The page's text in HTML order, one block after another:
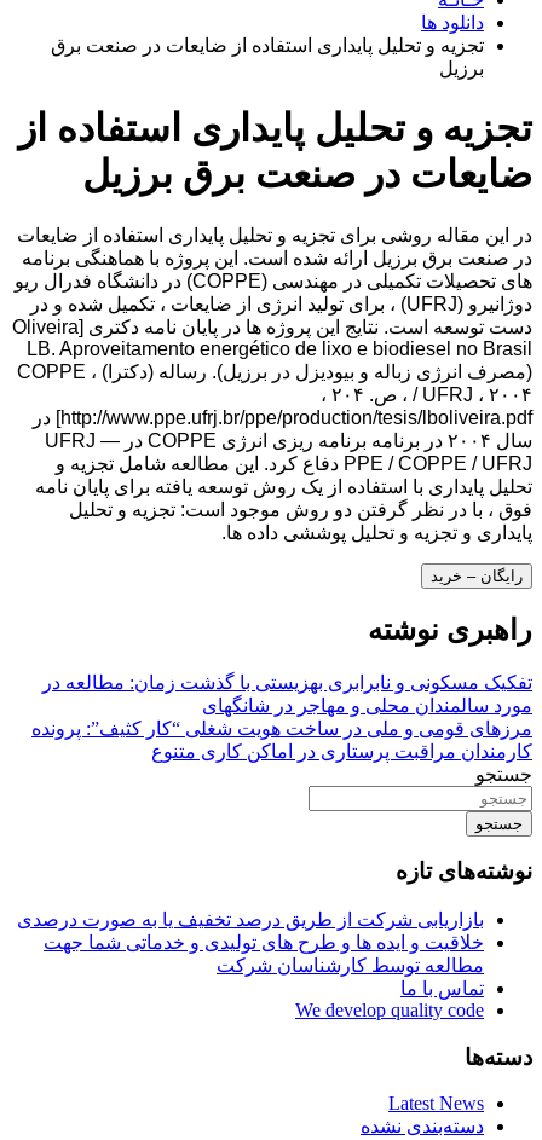
دانلود ها
تجزیه و تحلیل پایداری استفاده از ضایعات در صنعت برق
برزیل
تجزیه و تحلیل پایداری استفاده از
ضایعات در صنعت برق برزیل
در این مقاله روشی برای تجزیه و تحلیل پایداری استفاده از ضایعات
در صنعت برق برزیل ارائه شده است. این پروژه با هماهنگی برنامه
های تحصیلات تکمیلی در مهندسی (COPPE) در دانشگاه فدرال ریو
دوژانیرو (UFRJ) ، برای تولید انرژی از ضایعات ، تکمیل شده و در
دست توسعه است. نتایج این پروژه ها در پایان نامه دکتری [Oliveira
LB. Aproveitamento energético de lixo e biodiesel no Brasil
(مصرف انرژی زباله و بیودیزل در برزیل). رساله (دکترا) ، COPPE
/ UFRJ ، ۲۰۰۴ ، ص. ۲۰۴ ،
http://www.ppe.ufrj.br/ppe/production/tesis/lboliveira.pdf] در
سال ۲۰۰۴ در برنامه برنامه ریزی انرژی COPPE در UFRJ —
PPE / COPPE / UFRJ دفاع کرد. این مطالعه شامل تجزیه و
تحلیل پایداری با استفاده از یک روش توسعه یافته برای پایان نامه
فوق ، با در نظر گرفتن دو روش موجود است: تجزیه و تحلیل
پایداری و تجزیه و تحلیل پوششی داده ها.
رایگان – خرید
راهبری نوشته
تفکیک مسکونی و نابرابری بهزیستی با گذشت زمان: مطالعه در
مورد سالمندان محلی و مهاجر در شانگهای
مرزهای قومی و ملی در ساخت هویت شغلی “کار کثیف”: پرونده
کارمندان مراقبت پرستاری در اماکن کاری متنوع
جستجو
جستجو
نوشته‌های تازه
بازاریابی شرکت از طریق درصد تخفیف یا به صورت درصدی
خلاقیت و ایده ها و طرح های تولیدی و خدماتی شما جهت
مطالعه توسط کارشناسان شرکت
تماس با ما
We develop quality code
دسته‌ها
Latest News
دسته‌بندی نشده